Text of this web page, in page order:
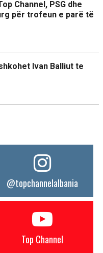
Channel, PSG dhe
për trofeun e parë të
Ivan Balliut te
@topchannelalbania
Top Channel